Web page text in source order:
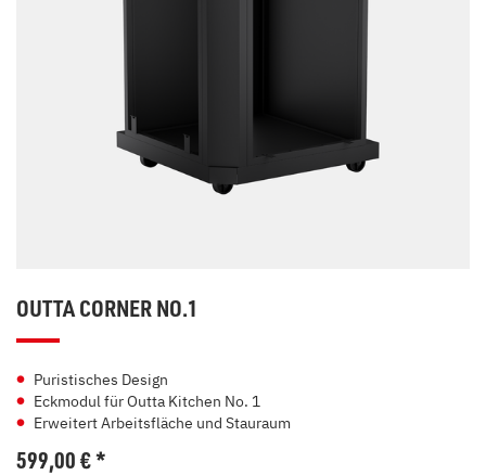
OUTTA CORNER NO.1
Puristisches Design
Eckmodul für Outta Kitchen No. 1
Erweitert Arbeitsfläche und Stauraum
599,00€*